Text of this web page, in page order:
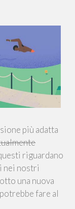
più adatta
riguardano
nei nostri
una nuova
fare al